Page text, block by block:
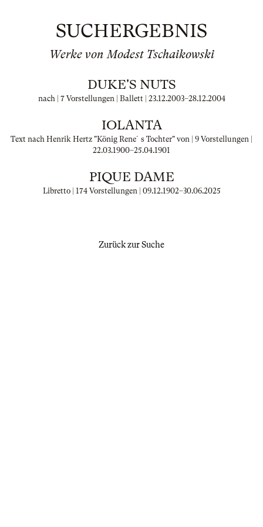
SUCHERGEBNIS
Werke von Modest Tschaikowski
DUKE'S NUTS
nach | 7 Vorstellungen | Ballett | 23.12.2003–28.12.2004
IOLANTA
Text nach Henrik Hertz "König Rene´s Tochter" von | 9 Vorstellungen |
22.03.1900–25.04.1901
PIQUE DAME
Libretto | 174 Vorstellungen | 09.12.1902–30.06.2025
Zurück zur Suche